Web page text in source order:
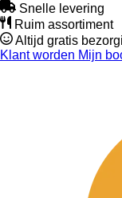
Snelle levering
Ruim assortiment
Altijd gratis
Klant worden Mijn